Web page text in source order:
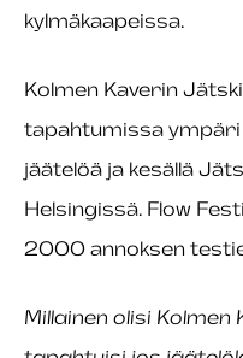
kylmäkaapeissa.
Kolmen Kaverin
tapahtumissa
jäätelöä ja kesällä
Helsingissä. Flow
2000 annoksen
Millainen olisi Kolmen